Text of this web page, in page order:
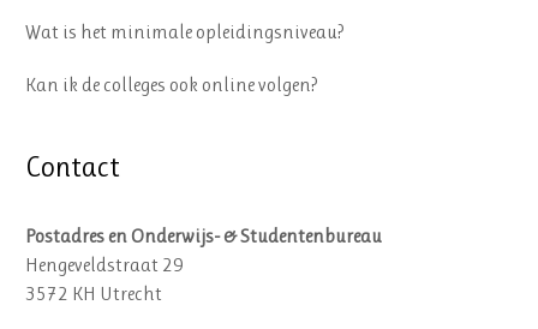
Wat is het minimale opleidingsniveau?
Kan ik de colleges ook online volgen?
Contact
Postadres en Onderwijs- & Studentenbureau
Hengeveldstraat 29
3572 KH Utrecht